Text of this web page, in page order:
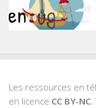
Les ressources en
en licence CC BY-NC